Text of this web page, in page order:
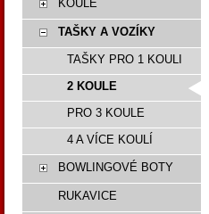
KOULE
TAŠKY A VOZÍKY
TAŠKY PRO 1 KOULI
2 KOULE
PRO 3 KOULE
4 A VÍCE KOULÍ
BOWLINGOVÉ BOTY
RUKAVICE